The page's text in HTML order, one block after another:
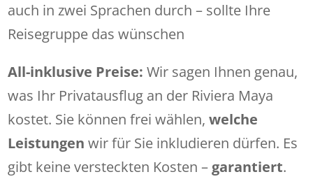
auch in zwei Sprachen durch – sollte Ihre
Reisegruppe das wünschen
All-inklusive Preise: Wir sagen Ihnen genau,
was Ihr Privatausflug an der Riviera Maya
kostet. Sie können frei wählen,welche
Leistungen wir für Sie inkludieren dürfen. Es
gibt keine versteckten Kosten – garantiert.